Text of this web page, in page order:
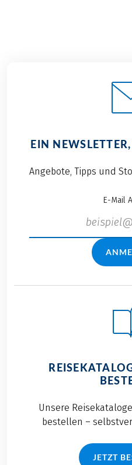
EIN
Angebote, Tipps und
E-Mail
Unsere
bestellen –
JETZT